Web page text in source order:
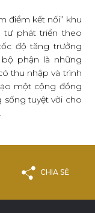
điểm kết nối” khu
tư phát triển theo
độ tăng trưởng
phận là những
thu nhập và trình
một cộng đồng
sống tuyệt vời cho
CHIA SẺ